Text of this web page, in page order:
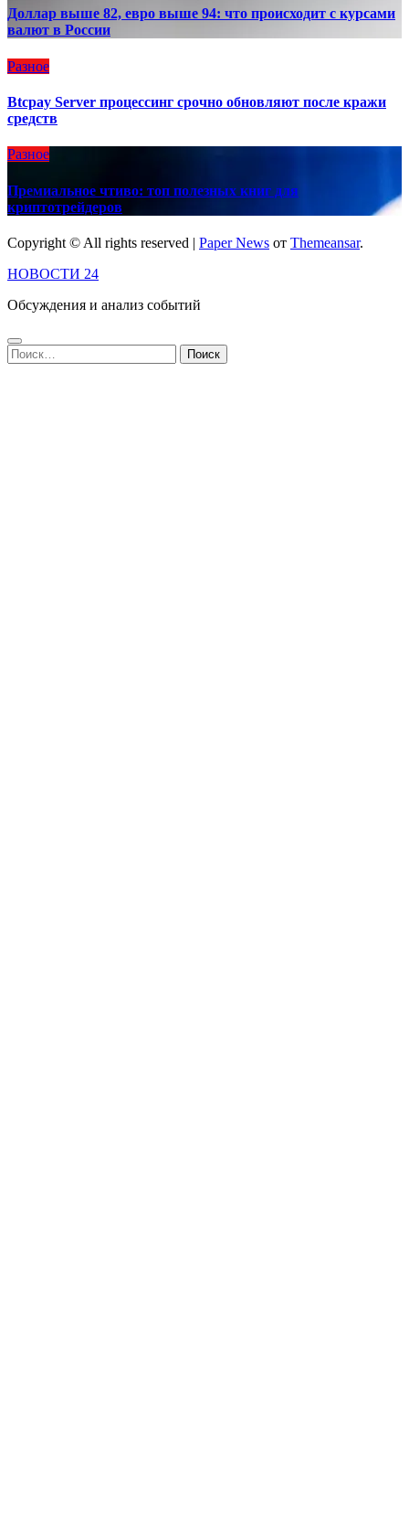
Доллар выше 82, евро выше 94: что происходит с курсами
валют в России
Разное
Btcpay Server процессинг срочно обновляют после кражи
средств
Разное
Премиальное чтиво: топ полезных книг для
криптотрейдеров
Copyright © All rights reserved | Paper News от Themeansar.
НОВОСТИ 24
Обсуждения и анализ событий
Найти: